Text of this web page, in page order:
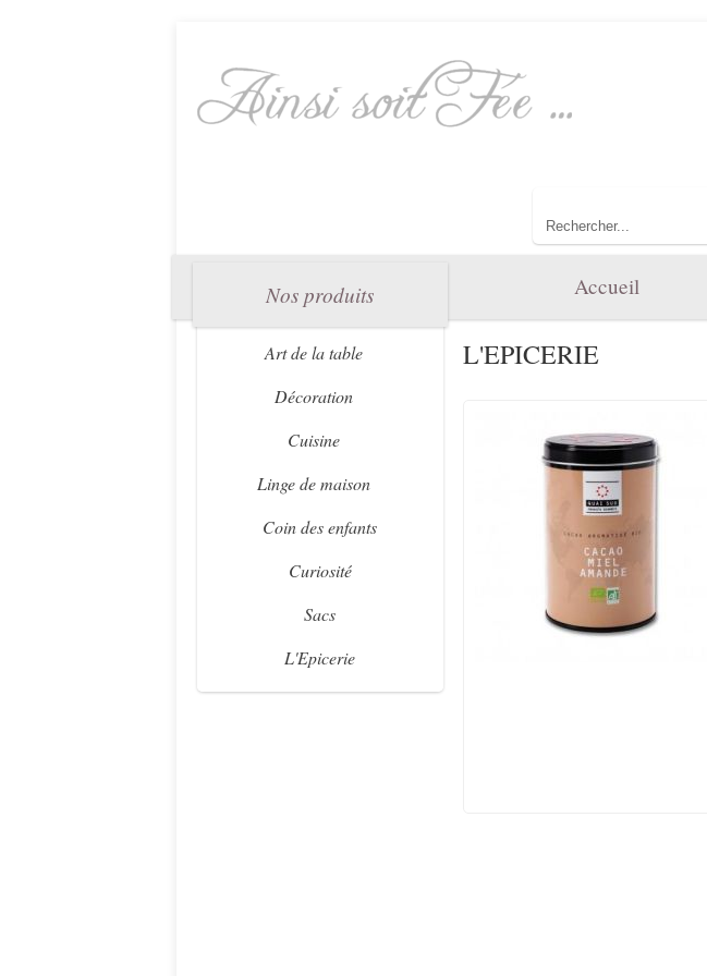
Accueil
Nos produits
Art de la table
Décoration
Cuisine
Linge de maison
Coin des enfants
Curiosité
Sacs
L'Epicerie
L'EPICERIE